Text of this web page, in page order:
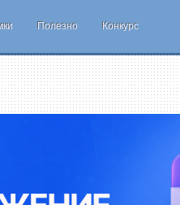
Полезно Конкурс